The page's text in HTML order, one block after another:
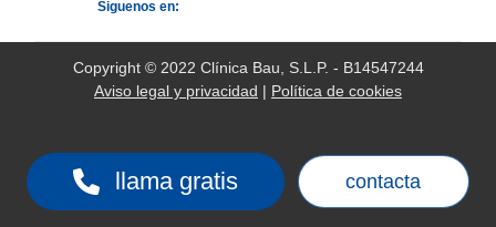
Siguenos en:
Copyright © 2022 Clínica Bau, S.L.P. - B14547244
Aviso legal y privacidad | Política de cookies
llama gratis contacta